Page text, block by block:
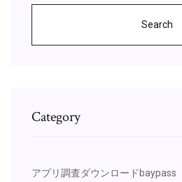
Search
Category
アプリ調査ダウンロードbaypass